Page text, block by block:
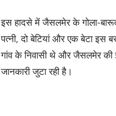
इस हादसे में जैसलमेर के गोला-बारूद
पत्नी, दो बेटियां और एक बेटा इस
गांव के निवासी थे और जैसलमेर की
जानकारी जुटा रही है।